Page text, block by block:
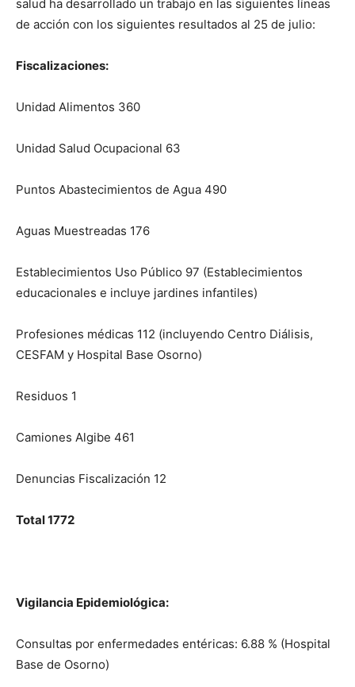
salud ha desarrollado un trabajo en las siguientes líneas
de acción con los siguientes resultados al 25 de julio:
Fiscalizaciones:
Unidad Alimentos 360
Unidad Salud Ocupacional 63
Puntos Abastecimientos de Agua 490
Aguas Muestreadas 176
Establecimientos Uso Público 97 (Establecimientos
educacionales e incluye jardines infantiles)
Profesiones médicas 112 (incluyendo Centro Diálisis,
CESFAM y Hospital Base Osorno)
Residuos 1
Camiones Algibe 461
Denuncias Fiscalización 12
Total 1772
Vigilancia Epidemiológica:
Consultas por enfermedades entéricas: 6.88 % (Hospital
Base de Osorno)